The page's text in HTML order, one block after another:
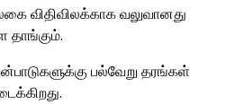
விதிவிலக்காக வலுவானது
தாங்கும்.
பல்வேறு தரங்கள்